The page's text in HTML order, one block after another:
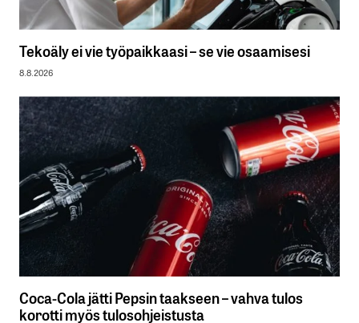
Tekoäly ei vie työpaikkaasi – se vie osaamisesi
8.8.2026
Coca-Cola jätti Pepsin taakseen – vahva tulos
korotti myös tulosohjeistusta